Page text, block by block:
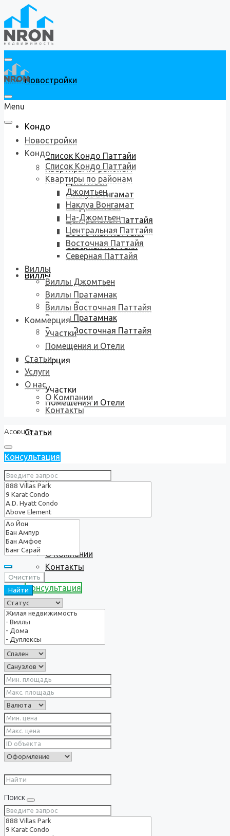
Новостройки
Кондо
Список Кондо Паттайи
Квартиры по районам
Джомтьен
Наклуа Вонгамат
На-Джомтьен
Центральная Паттайя
Восточная Паттайя
Северная Паттайя
Виллы
Виллы Джомтьен
Виллы Пратамнак
Виллы Восточная Паттайя
Коммерция
Участки
Помещения и Отели
Статьи
Услуги
О нас
О Компании
Контакты
Консультация
Menu
Новостройки
Кондо
Список Кондо Паттайи
Квартиры по районам
Джомтьен
Наклуа Вонгамат
На-Джомтьен
Центральная Паттайя
Восточная Паттайя
Северная Паттайя
Виллы
Виллы Джомтьен
Виллы Пратамнак
Виллы Восточная Паттайя
Коммерция
Участки
Помещения и Отели
Статьи
Услуги
О нас
О Компании
Контакты
Account
Консультация
Очистить
Найти
Поиск